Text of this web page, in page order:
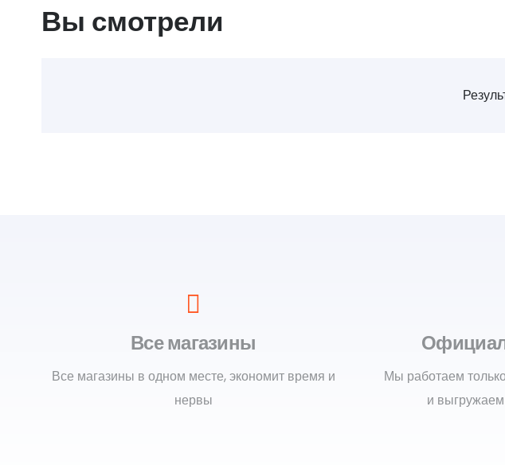
Вы смотрели
Все магазины
Все магазины в одном месте, экономит время и
нервы
Мы работаем
и